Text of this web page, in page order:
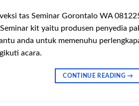
tas Seminar Gorontalo WA
kit yaitu produsen penyedia
anda untuk memenuhu
acara.
CONTINUE READING→